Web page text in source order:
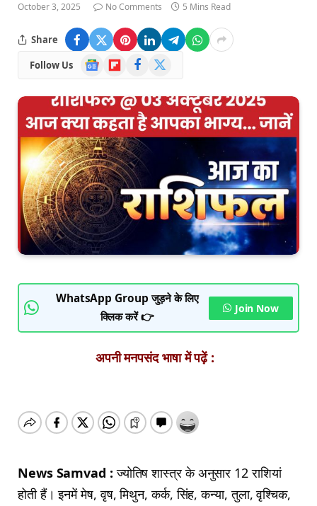
October 3, 2025 No Comments 5 Mins Read
Share
Follow Us
Google
News
FlipboardFacebook
WhatsApp Group जुड़ने के लिए
क्लिक करें 👉
Join Now
अपनी मनपसंद भाषा में पढ़ें :
News Samvad : ज्योतिष शास्त्र के अनुसार 12 राशियां
होती हैं। इनमें मेष, वृष, मिथुन, कर्क, सिंह, कन्या, तुला, वृश्चिक,